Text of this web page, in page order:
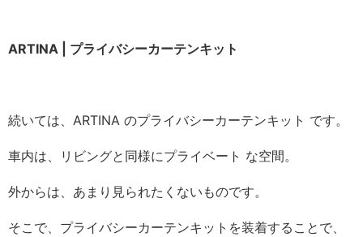
ARTINA | プライバシーカーテンキット
続いては、ARTINA のプライバシーカーテンキット です。
車内は、リビングと同様にプライベート な空間。
外からは、あまり見られたくないものです。
そこで、プライバシーカーテンキットを装着することで、